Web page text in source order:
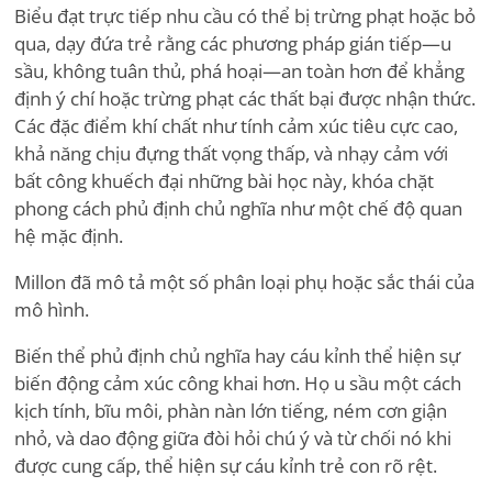
Biểu đạt trực tiếp nhu cầu có thể bị trừng phạt hoặc bỏ
qua, dạy đứa trẻ rằng các phương pháp gián tiếp—u
sầu, không tuân thủ, phá hoại—an toàn hơn để khẳng
định ý chí hoặc trừng phạt các thất bại được nhận thức.
Các đặc điểm khí chất như tính cảm xúc tiêu cực cao,
khả năng chịu đựng thất vọng thấp, và nhạy cảm với
bất công khuếch đại những bài học này, khóa chặt
phong cách phủ định chủ nghĩa như một chế độ quan
hệ mặc định.
Millon đã mô tả một số phân loại phụ hoặc sắc thái của
mô hình.
Biến thể phủ định chủ nghĩa hay cáu kỉnh thể hiện sự
biến động cảm xúc công khai hơn. Họ u sầu một cách
kịch tính, bĩu môi, phàn nàn lớn tiếng, ném cơn giận
nhỏ, và dao động giữa đòi hỏi chú ý và từ chối nó khi
được cung cấp, thể hiện sự cáu kỉnh trẻ con rõ rệt.